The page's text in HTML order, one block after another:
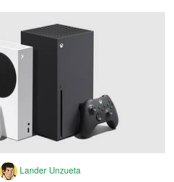
Lander Unzueta